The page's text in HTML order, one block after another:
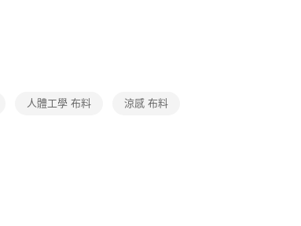
配送(不含預購品)，箱購品分箱出貨
人體工學 布料 涼感 布料